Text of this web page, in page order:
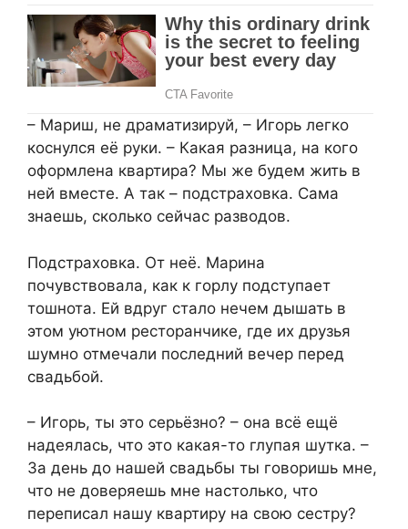
– Мариш, не драматизируй, – Игорь легко
коснулся её руки. – Какая разница, на кого
оформлена квартира? Мы же будем жить в
ней вместе. А так – подстраховка. Сама
знаешь, сколько сейчас разводов.
Подстраховка. От неё. Марина
почувствовала, как к горлу подступает
тошнота. Ей вдруг стало нечем дышать в
этом уютном ресторанчике, где их друзья
шумно отмечали последний вечер перед
свадьбой.
– Игорь, ты это серьёзно? – она всё ещё
надеялась, что это какая-то глупая шутка. –
За день до нашей свадьбы ты говоришь мне,
что не доверяешь мне настолько, что
переписал нашу квартиру на свою сестру?